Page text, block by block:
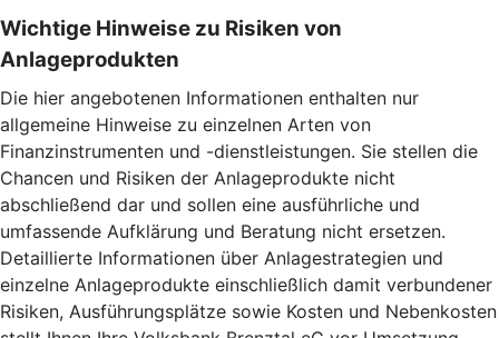
Wichtige Hinweise zu Risiken von
Anlageprodukten
Die hier angebotenen Informationen enthalten nur
allgemeine Hinweise zu einzelnen Arten von
Finanzinstrumenten und -dienstleistungen. Sie stellen die
Chancen und Risiken der Anlageprodukte nicht
abschließend dar und sollen eine ausführliche und
umfassende Aufklärung und Beratung nicht ersetzen.
Detaillierte Informationen über Anlagestrategien und
einzelne Anlageprodukte einschließlich damit verbundener
Risiken, Ausführungsplätze sowie Kosten und Nebenkosten